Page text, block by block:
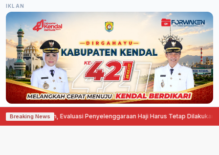
IKLAN
Breaking News
Evaluasi Penyelenggaraan Haji Harus Tetap Dilakukan·Program